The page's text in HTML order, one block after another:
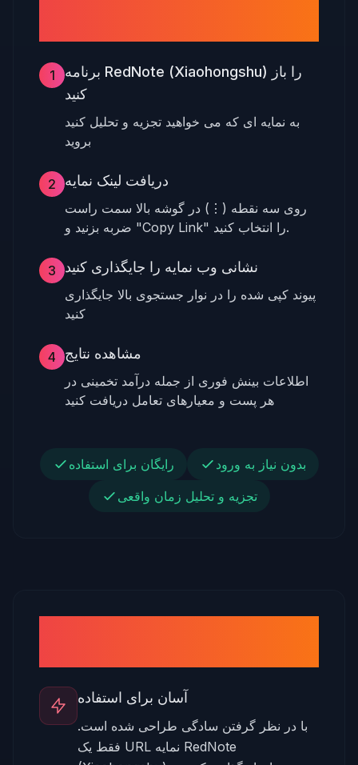
1
برنامه RedNote (Xiaohongshu) را باز
کنید
به نمایه ای که می خواهید تجزیه و تحلیل کنید
بروید
2 دریافت لینک نمایه
روی سه نقطه (⋮) در گوشه بالا سمت راست
ضربه بزنید و "Copy Link" را انتخاب کنید.
3 نشانی وب نمایه را جایگذاری کنید
پیوند کپی شده را در نوار جستجوی بالا جایگذاری
کنید
4 مشاهده نتایج
اطلاعات بینش فوری از جمله درآمد تخمینی در
هر پست و معیارهای تعامل دریافت کنید
رایگان برای استفاده
بدون نیاز به ورود
تجزیه و تحلیل زمان واقعی
آسان برای استفاده
با در نظر گرفتن سادگی طراحی شده است.
فقط یک URL نمایه RedNote